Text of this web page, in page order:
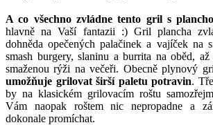
A co všechno zvládne tento gril s
hlavně na Vaší fantazii :) Gril plancha
dohněda opečených palačinek a vajíček na
smash burgery, slaninu a burrita na oběd,
smaženou rýži na večeři. Obecně plynový
umožňuje grilovat širší paletu potravin.
by na klasickém grilovacím roštu
Vám naopak roštem nic nepropadne a
dokonale promíchat.